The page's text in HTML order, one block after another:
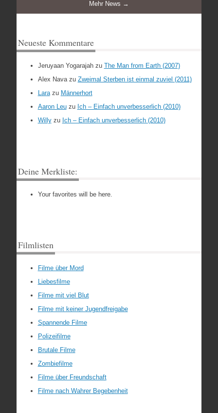
Mehr News →
Neueste Kommentare
Jeruyaan Yogarajahzu The Man from Earth (2007)
Alex Navazu Zweimal Sterben ist einmal zuviel (2011)
Larazu Männerhort
Aaron Leuzu Ich – Einfach unverbesserlich (2010)
Willyzu Ich – Einfach unverbesserlich (2010)
Deine Merkliste:
Your favorites will be here.
Filmlisten
Filme über Mord
Liebesfilme
Filme mit viel Blut
Filme mit keiner Jugendfreigabe
Spannende Filme
Polizeifilme
Brutale Filme
Zombiefilme
Filme über Freundschaft
Filme nach Wahrer Begebenheit